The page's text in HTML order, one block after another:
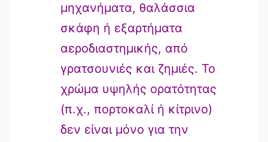
μηχανήματα, θαλάσσια
σκάφη ή εξαρτήματα
αεροδιαστημικής, από
γρατσουνιές και ζημιές. Το
χρώμα υψηλής ορατότητας
(π.χ., πορτοκαλί ή κίτρινο)
δεν είναι μόνο για την